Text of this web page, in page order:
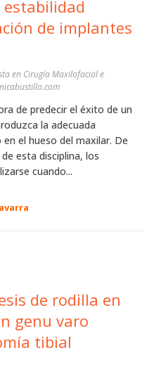
de implantes
en Cirugía Maxilofacial e
de predecir el éxito de un
la adecuada
el hueso del maxilar. De
esta disciplina, los
cuando...
de rodilla en
genu varo
tibial